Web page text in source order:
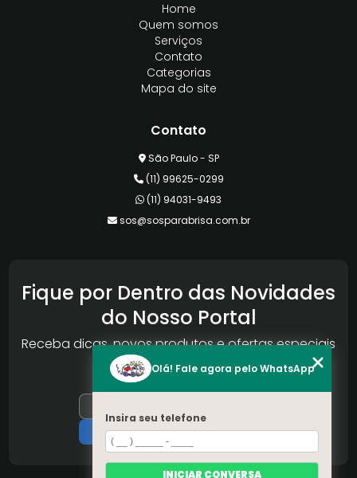
Home
Quem somos
Serviços
Contato
Categorias
Mapa do site
Contato
São Paulo - SP
(11) 99625-0299
(11) 94031-9493
sos@sosparabrisa.com.br
Fique por Dentro das Novidades
do Nosso Portal
Receba dicas, novos produtos e ofertas especiais
da Reconlog
Olá! Fale agora pelo WhatsApp
Insira seu telefone
INICIAR CONVERSA